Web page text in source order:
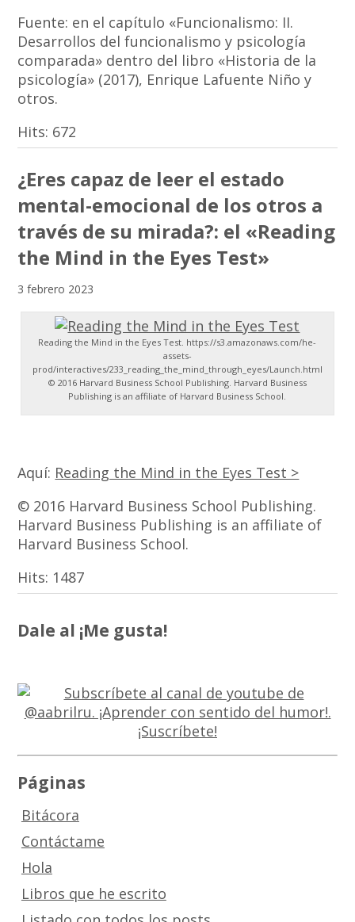
Fuente: en el capítulo «Funcionalismo: II.
Desarrollos del funcionalismo y psicología
comparada» dentro del libro «Historia de la
psicología» (2017), Enrique Lafuente Niño y
otros.
Hits: 672
¿Eres capaz de leer el estado
mental-emocional de los otros a
través de su mirada?: el «Reading
the Mind in the Eyes Test»
3 febrero 2023
Reading the Mind in the Eyes Test. https://s3.amazonaws.com/he-
assets-
prod/interactives/233_reading_the_mind_through_eyes/Launch.html
© 2016 Harvard Business School Publishing. Harvard Business
Publishing is an affiliate of Harvard Business School.
Aquí: Reading the Mind in the Eyes Test >
© 2016 Harvard Business School Publishing.
Harvard Business Publishing is an affiliate of
Harvard Business School.
Hits: 1487
Dale al ¡Me gusta!
Páginas
Bitácora
Contáctame
Hola
Libros que he escrito